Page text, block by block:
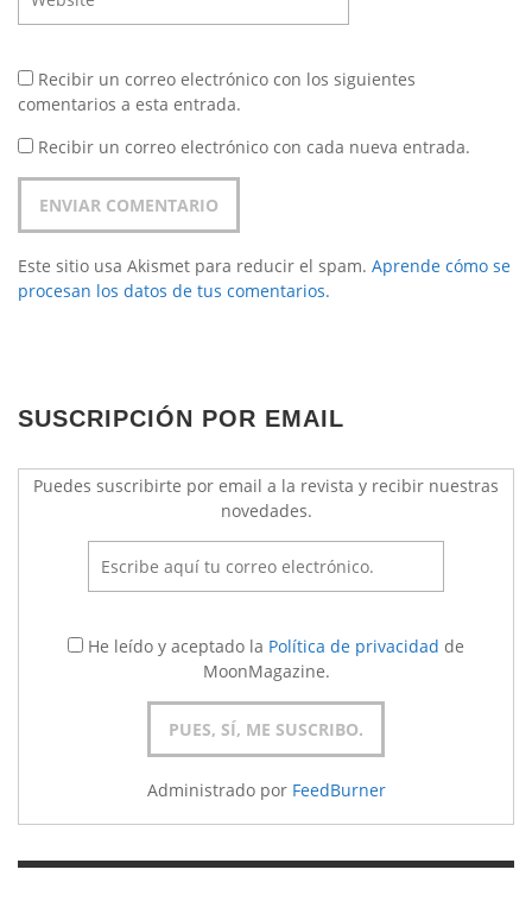
Recibir un correo electrónico con los siguientes
comentarios a esta entrada.
Recibir un correo electrónico con cada nueva entrada.
Este sitio usa Akismet para reducir el spam. Aprende cómo se
procesan los datos de tus comentarios.
SUSCRIPCIÓN POR EMAIL
Puedes suscribirte por email a la revista y recibir nuestras
novedades.
He leído y aceptado la Política de privacidad de
MoonMagazine.
Administrado por FeedBurner